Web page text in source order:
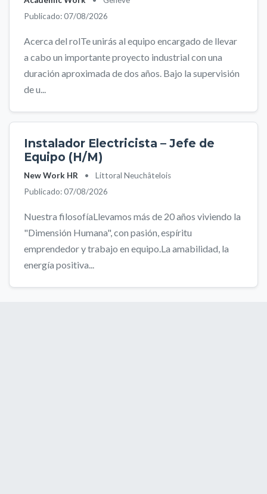
Publicado: 07/08/2026
Acerca del rolTe unirás al equipo encargado de llevar
a cabo un importante proyecto industrial con una
duración aproximada de dos años. Bajo la supervisión
de u...
Instalador Electricista – Jefe de
Equipo (H/M)
New Work HR •
Littoral Neuchâtelois
Publicado: 07/08/2026
Nuestra filosofíaLlevamos más de 20 años viviendo la
"Dimensión Humana", con pasión, espíritu
emprendedor y trabajo en equipo.La amabilidad, la
energía positiva...